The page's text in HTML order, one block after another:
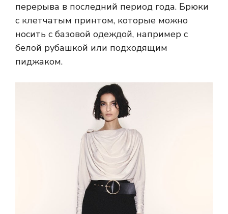
перерыва в последний период года. Брюки
с клетчатым принтом, которые можно
носить с базовой одеждой, например с
белой рубашкой или подходящим
пиджаком.